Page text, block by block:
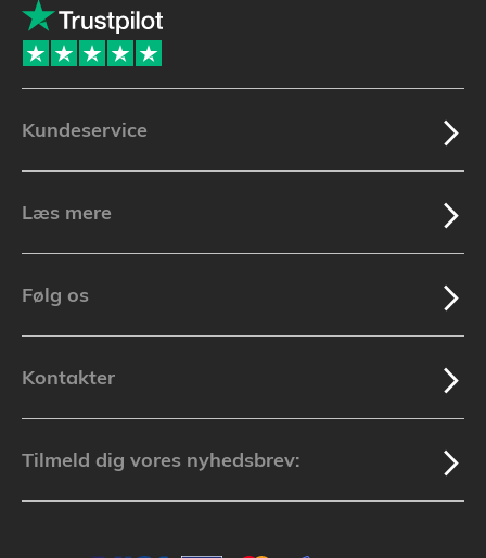
Kundeservice
Læs mere
Følg os
Kontakter
Tilmeld dig vores nyhedsbrev: